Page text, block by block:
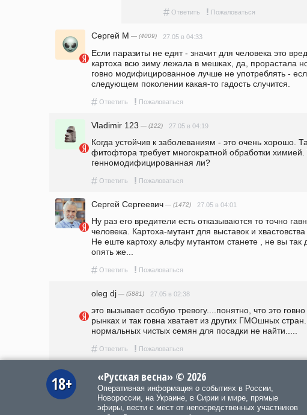
# Ответить ! Пожаловаться
Сергей М — (4009) 27.05 в 04:33
Если паразиты не едят - значит для человека это
картоха всю зиму лежала в мешках, да, прорастала
говно модифицированное лучше не употреблять -
следующем поколении какая-то гадость случится.
# Ответить ! Пожаловаться
Vladimir 123 — (122) 27.05 в 04:19
Когда устойчив к заболеваниям - это очень хорошо.
фитофтора требует многократной обработки химией.
генномодифицированная ли?
# Ответить ! Пожаловаться
Сергей Сергеевич — (1472) 27.05 в 04:01
Ну раз его вредители есть отказываются то точно
человека. Картоха-мутант для выставок и
Не еште картоху альфу мутантом станете , не вы так
опять же...
# Ответить ! Пожаловаться
oleg dj — (5881) 27.05 в 02:38
это вызывает особую тревогу....понятно, что это
рынках и так говна хватает из других ГМОшных
нормальных чистых семян для посадки не найти.....
# Ответить ! Пожаловаться
18+ «Русская весна» © 2026
Оперативная информация о событиях в России,
Новороссии, на Украине, в Сирии и мире, прямые
эфиры, вести с мест от непосредственных участников